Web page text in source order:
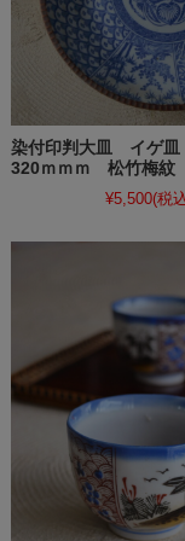
染付印判大皿 イゲ
320ｍｍｍ 松竹梅紋
¥5,500(税